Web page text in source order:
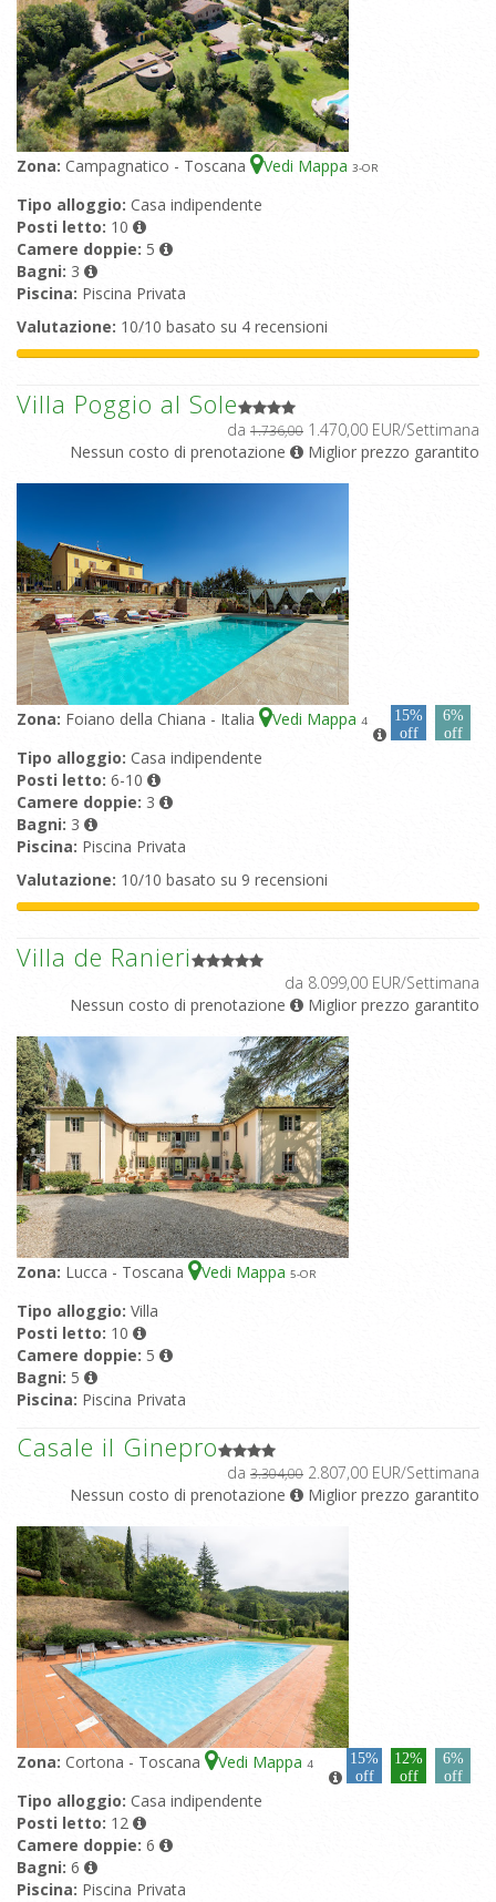
Zona: Campagnatico - Toscana Vedi Mappa 3-OR
Tipo alloggio: Casa indipendente
Posti letto: 10
Camere doppie: 5
Bagni: 3
Piscina: Piscina Privata
Valutazione: 10/10 basato su 4 recensioni
Villa Poggio al Sole
da 1.736,00 1.470,00 EUR/Settimana
Nessun costo di prenotazione
Miglior prezzo garantito
Zona: Foiano della Chiana - Italia Vedi Mappa 4
15%
off
6%
off
Tipo alloggio: Casa indipendente
Posti letto: 6-10
Camere doppie: 3
Bagni: 3
Piscina: Piscina Privata
Valutazione: 10/10 basato su 9 recensioni
Villa de Ranieri
da 8.099,00 EUR/Settimana
Nessun costo di prenotazione
Miglior prezzo garantito
Zona: Lucca - Toscana Vedi Mappa 5-OR
Tipo alloggio: Villa
Posti letto: 10
Camere doppie: 5
Bagni: 5
Piscina: Piscina Privata
Casale il Ginepro
da 3.304,00 2.807,00 EUR/Settimana
Nessun costo di prenotazione
Miglior prezzo garantito
Zona: Cortona - Toscana Vedi Mappa 4
15%
off
12%
off
6%
off
Tipo alloggio: Casa indipendente
Posti letto: 12
Camere doppie: 6
Bagni: 6
Piscina: Piscina Privata